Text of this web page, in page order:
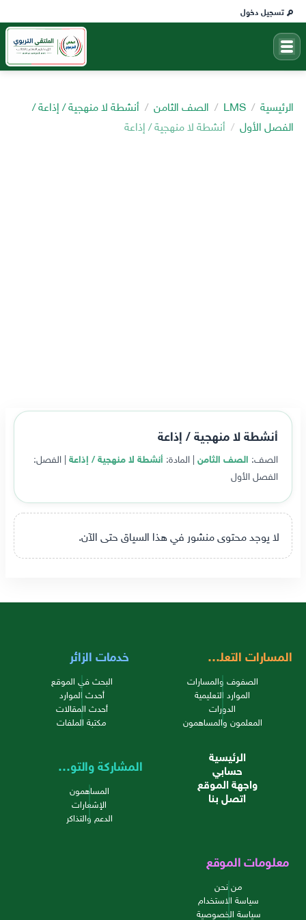
تسجيل دخول
الرئيسية LMS الصف الثامن
أنشطة لا منهجية / إذاعة /
الفصل الأول
أنشطة لا منهجية / إذاعة
أنشطة لا منهجية / إذاعة
الصف: الصف الثامن | المادة: أنشطة لا منهجية / إذاعة | الفصل:
الفصل الأول
لا يوجد محتوى منشور في هذا السياق حتى الآن.
المسارات التعليمية
الصفوف والمسارات
الموارد التعليمية
الدورات
المعلمون والمساهمون
خدمات الزائر
البحث في الموقع
أحدث الموارد
أحدث المقالات
مكتبة الملفات
الرئيسية
حسابي
واجهة الموقع
اتصل بنا
المشاركة والتواصل
المساهمون
الإشعارات
الدعم والتذاكر
معلومات الموقع
من نحن
سياسة الاستخدام
سياسة الخصوصية